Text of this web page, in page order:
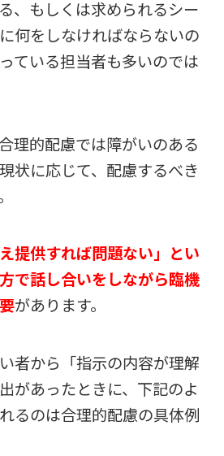
、もしくは求められるシー
何をしなければならないの
ている担当者も多いのでは
理的配慮では障がいのある
状に応じて、配慮するべき
え提供すれば問題ない」とい
で話し合いをしながら臨機
があります。
者から「指示の内容が理解
があったときに、下記のよ
るのは合理的配慮の具体例